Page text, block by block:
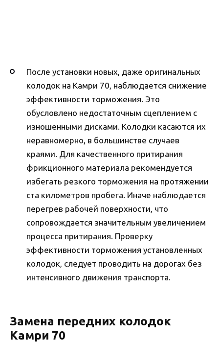
После установки новых, даже оригинальных
колодок на Камри 70, наблюдается снижение
эффективности торможения. Это
обусловлено недостаточным сцеплением с
изношенными дисками. Колодки касаются их
неравномерно, в большинстве случаев
краями. Для качественного притирания
фрикционного материала рекомендуется
избегать резкого торможения на протяжении
ста километров пробега. Иначе наблюдается
перегрев рабочей поверхности, что
сопровождается значительным увеличением
процесса притирания. Проверку
эффективности торможения установленных
колодок, следует проводить на дорогах без
интенсивного движения транспорта.
Замена передних колодок
Камри 70